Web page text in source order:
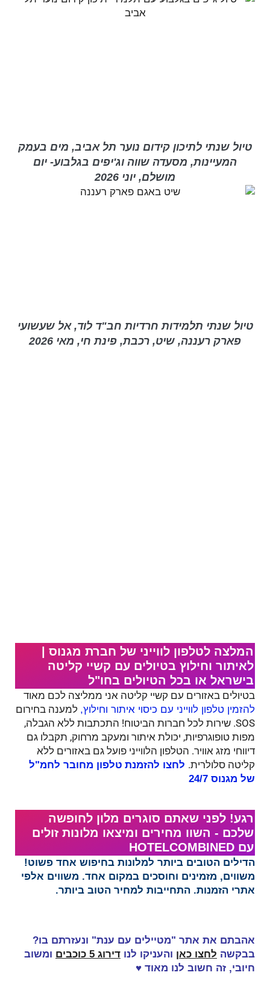
טיול שנתי לתיכון קידום נוער תל אביב, מים בעמק
המעיינות, מסעדה שווה וג'יפים בגלבוע- יום
מושלם, יוני 2026
טיול שנתי תלמידות חרדיות חב"ד לוד, אל שעשועי
פארק רעננה, שיט, רכבת, פינת חי, מאי 2026
המלצה לטלפון לווייני של חברת מגנוס |
לאיתור וחילוץ בטיולים עם קשיי קליטה
בישראל או בכל הטיולים בחו"ל
בטיולים באזורים עם קשיי קליטה אני ממליצה לכם מאוד
להזמין טלפון לווייני עם כיסוי איתור וחילוץ, למענה בחירום
SOS. שירות לכל חברות הביטוח! התכתבות ללא הגבלה,
מפות טופוגרפיות, יכולת איתור ומעקב מרחוק, תקבלו גם
דיווחי מזג אוויר. הטלפון הלווייני פועל גם באזורים ללא
קליטה סלולרית. לחצו להזמנת טלפון מחובר לחמ"ל
של מגנוס 24/7
רגע! לפני שאתם סוגרים מלון לחופשה
שלכם - השוו מחירים ומיצאו מלונות זולים
עם HOTELCOMBINED‏​
הדילים הטובים ביותר למלונות בחיפוש אחד פשוט!
משווים, מזמינים וחוסכים במקום אחד. משווים אלפי
אתרי הזמנות. התחייבות למחיר הטוב ביותר.
אהבתם את אתר "מטיילים עם ענת" ונעזרתם בו?
בבקשה לחצו כאן והעניקו לנו דירוג 5 כוכבים
ומשוב
חיובי, זה חשוב לנו מאוד ♥